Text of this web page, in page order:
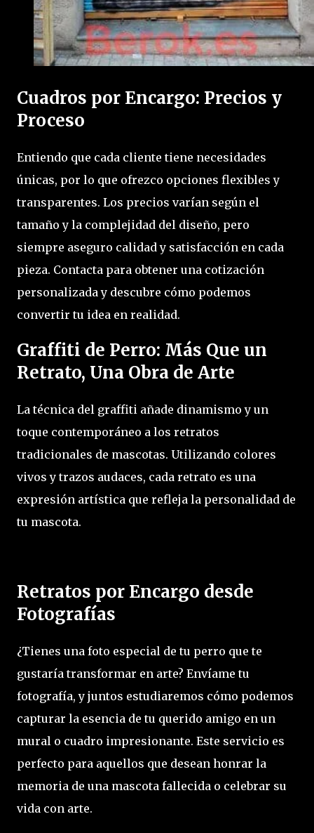
Cuadros por Encargo: Precios y
Proceso
Entiendo que cada cliente tiene necesidades
únicas, por lo que ofrezco opciones flexibles y
transparentes. Los precios varían según el
tamaño y la complejidad del diseño, pero
siempre aseguro calidad y satisfacción en cada
pieza. Contacta para obtener una cotización
personalizada y descubre cómo podemos
convertir tu idea en realidad.
Graffiti de Perro: Más Que un
Retrato, Una Obra de Arte
La técnica del graffiti añade dinamismo y un
toque contemporáneo a los retratos
tradicionales de mascotas. Utilizando colores
vivos y trazos audaces, cada retrato es una
expresión artística que refleja la personalidad de
tu mascota.
Retratos por Encargo desde
Fotografías
¿Tienes una foto especial de tu perro que te
gustaría transformar en arte? Envíame tu
fotografía, y juntos estudiaremos cómo podemos
capturar la esencia de tu querido amigo en un
mural o cuadro impresionante. Este servicio es
perfecto para aquellos que desean honrar la
memoria de una mascota fallecida o celebrar su
vida con arte.